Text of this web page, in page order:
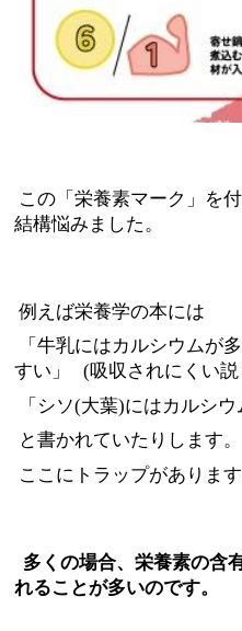
この「栄養素マーク」を
結構悩みました。
例えば栄養学の本には
「牛乳にはカルシウムが
すい」
(吸収されにくい
「シソ(大葉)にはカルシウ
と書かれていたりします。
ここにトラップがあります
多くの場合、栄養素の含
れることが多いのです。